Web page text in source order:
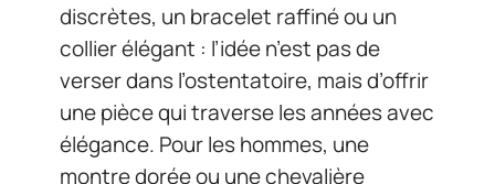
discrètes, un bracelet raffiné ou un
collier élégant : l’idée n’est pas de
verser dans l’ostentatoire, mais d’offrir
une pièce qui traverse les années avec
élégance. Pour les hommes, une
montre dorée ou une chevalière